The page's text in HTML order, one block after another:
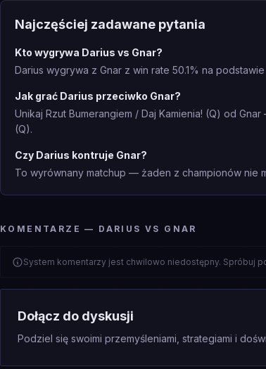
Najczęściej zadawane pytania
Kto wygrywa Darius vs Gnar?
Darius wygrywa z Gnar z win rate 50.1% na
Jak grać Darius przeciwko Gnar?
Unikaj Rzut Bumerangiem / Daj Kamienia! (Q) od
(Q).
Czy Darius kontruje Gnar?
To wyrównany matchup — żaden z championów nie
KOMENTARZE — DARIUS VS GNAR
System komentarzy jest chwilowo niedostępny. Spróbuj
Dołącz do dyskusji
Podziel się swoimi przemyśleniami, strategiami i